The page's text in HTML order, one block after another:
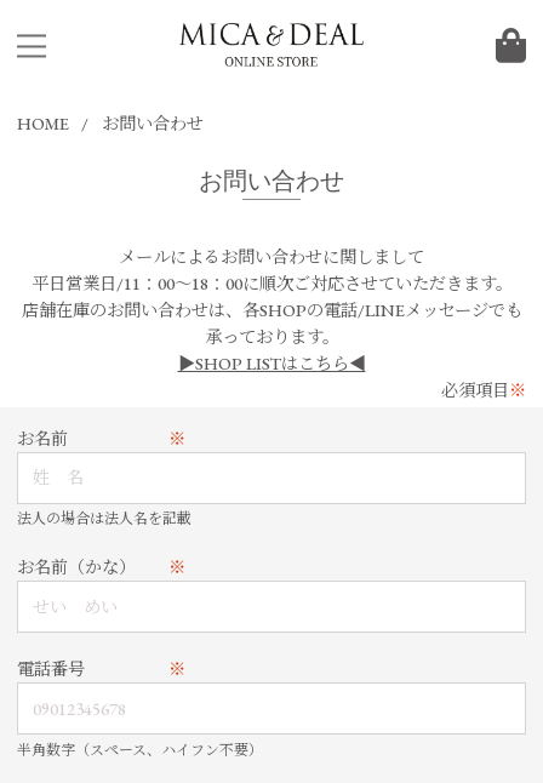
HOME お問い合わせ
お問い合わせ
メールによるお問い合わせに関しまして
平日営業日/11：00～18：00に順次ご対応させていただきます。
店舗在庫のお問い合わせは、各SHOPの電話/LINEメッセージでも
承っております。
▶SHOP LISTはこちら◀
必須項目 ※
お名前 ※
法人の場合は法人名を記載
お名前（かな） ※
電話番号 ※
半角数字（スペース、ハイフン不要）